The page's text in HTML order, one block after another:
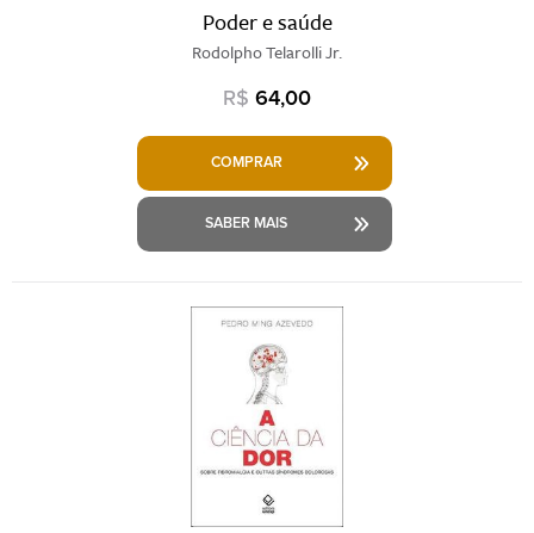
Poder e saúde
Rodolpho Telarolli Jr.
R$ 64,00
COMPRAR
SABER MAIS